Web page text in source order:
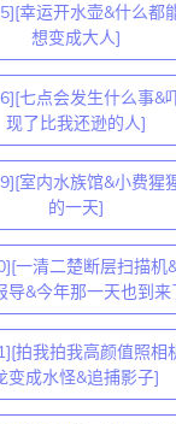
幸运开水壶&什么都
想变成大人]
七点会发生什么事&
现了比我还逊的人]
室内水族馆&小费猩
的一天]
一清二楚断层扫描机
导&今年那一天也到来
拍我拍我高颜值照相
变成水怪&追捕影子]